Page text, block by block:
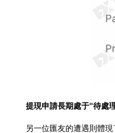
提現申請長期處于“待處
另一位匯友的遭遇則體